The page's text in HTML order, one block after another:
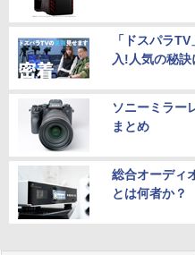
「ドスパラ
入!人気の秘
ソニーミラー
まとめ
総合オーディ
とは何者か？